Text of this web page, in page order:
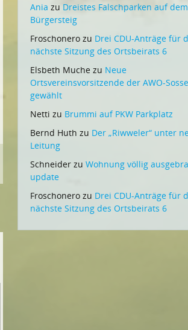
Ania zu Dreistes Falschparken auf dem
Bürgersteig
Froschonero zu Drei CDU-Anträge für
nächste Sitzung des Ortsbeirats 6
Elsbeth Muche zu Neue
Ortsvereinsvorsitzende der AWO-
gewählt
Netti zu Brummi auf PKW Parkplatz
Bernd Huth zu Der „Riwweler“ unter
Leitung
Schneider zu Wohnung völlig
update
Froschonero zu Drei CDU-Anträge für
nächste Sitzung des Ortsbeirats 6